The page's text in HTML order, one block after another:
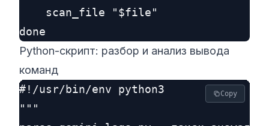
    scan_file "$file"
Python-скрипт: разбор и анализ вывода
команд
#!/usr/bin/env python3
"""
Copy